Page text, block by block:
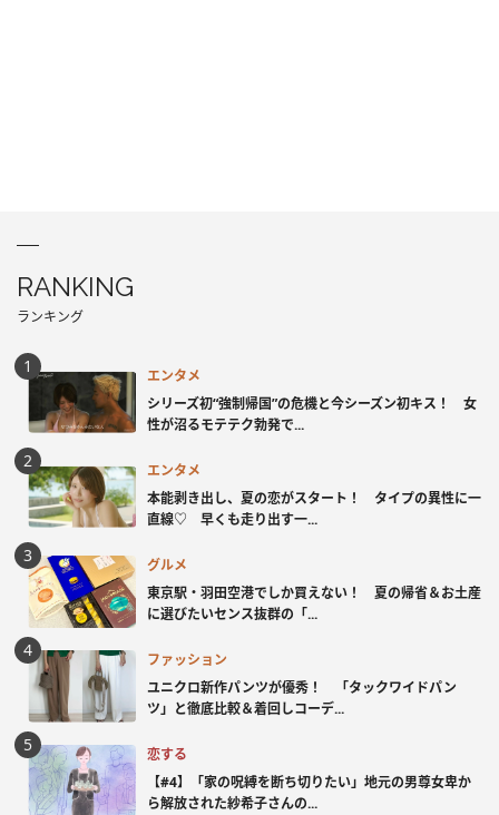
RANKING
ランキング
エンタメ
シリーズ初“強制帰国”の危機と今シーズン初キス！ 女
性が沼るモテテク勃発で...
エンタメ
本能剥き出し、夏の恋がスタート！ タイプの異性に一
直線♡ 早くも走り出す一...
グルメ
東京駅・羽田空港でしか買えない！ 夏の帰省＆お土産
に選びたいセンス抜群の「...
ファッション
ユニクロ新作パンツが優秀！ 「タックワイドパン
ツ」と徹底比較＆着回しコーデ...
恋する
【#4】「家の呪縛を断ち切りたい」地元の男尊女卑か
ら解放された紗希子さんの...